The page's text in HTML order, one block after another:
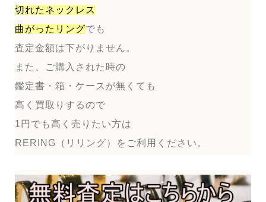
切れたネックレス
曲がったリングでも
査定金額は下がりません。
また、ご購入された時の
鑑定書・箱・ケースが無くても
高く買取りするので
1円でも高く売りたい方は
RERING（リリング）をご利用ください。